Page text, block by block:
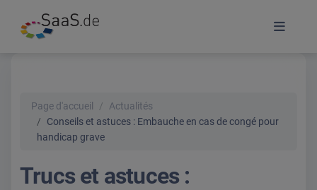
Page d'accueil
Actualités
Conseils et astuces : Embauche en cas de congé pour
handicap grave
Trucs et astuces :